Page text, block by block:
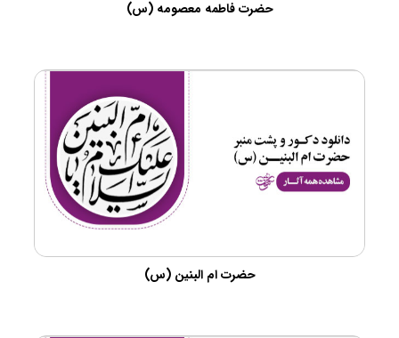
حضرت فاطمه معصومه (س)
حضرت ام البنین (س)